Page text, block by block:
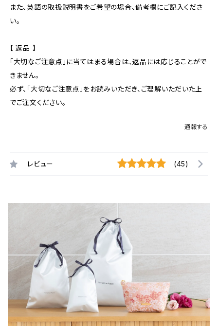
また、英語の取扱説明書をご希望の場合、備考欄にご記入くださ
い。
【 返品 】
「大切なご注意点」に当てはまる場合は、返品には応じることがで
きません。
必ず、「大切なご注意点」をお読みいただき、ご理解いただいた上
でご注文ください。
通報する
レビュー (45)